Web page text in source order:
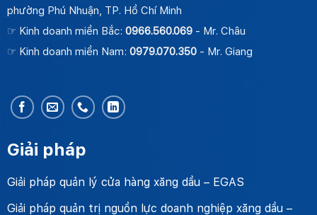
phường Phú Nhuận, TP. Hồ Chí Minh
☞ Kinh doanh miền Bắc: 0966.560.069- Mr. Châu
☞ Kinh doanh miền Nam: 0979.070.350- Mr. Giang
Giải pháp
Giải pháp quản lý cửa hàng xăng dầu – EGAS
Giải pháp quản trị nguồn lực doanh nghiệp xăng dầu –